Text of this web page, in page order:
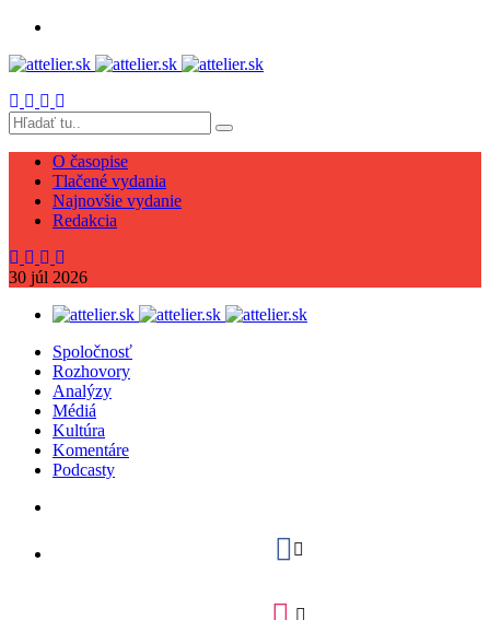
O časopise
Tlačené vydania
Najnovšie vydanie
Redakcia
30 júl 2026
Spoločnosť
Rozhovory
Analýzy
Médiá
Kultúra
Komentáre
Podcasty